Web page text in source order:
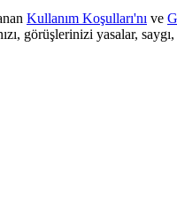
Kullanım Koşulları'nı ve
görüşlerinizi yasalar,